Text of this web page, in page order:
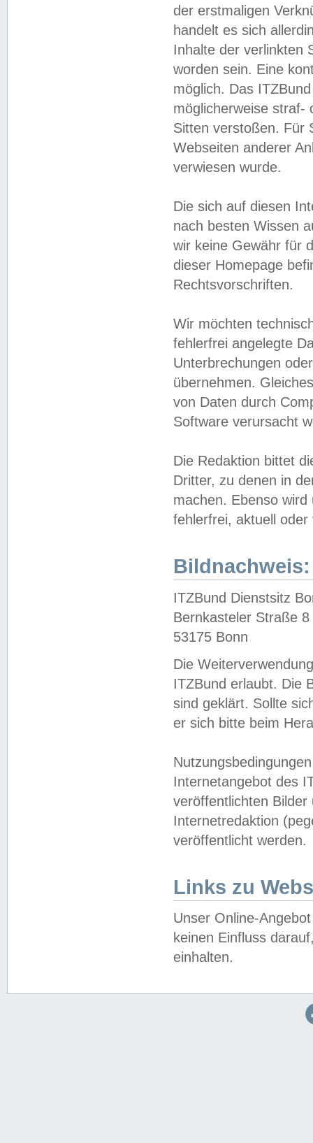
der erstmaligen
handelt es sich
Inhalte der verlinkten
worden sein. Eine
möglich. Das
möglicherweise straf-
Sitten verstoßen. Für
Webseiten anderer
verwiesen wurde.
Die sich auf diesen
nach besten Wissen
wir keine Gewähr für
dieser Homepage
Rechtsvorschriften.
Wir möchten
fehlerfrei angelegte
Unterbrechungen
übernehmen.
von Daten durch
Software verursacht
Die Redaktion bittet
Dritter, zu denen in
machen. Ebenso
fehlerfrei, aktuell oder
Bildnachweis:
ITZBund Dienstsitz
Bernkasteler Straße 8
53175 Bonn
Die
ITZBund erlaubt. Die
sind geklärt. Sollte
er sich bitte beim
Internetangebot des
veröffentlichten
Internetredaktion
veröffentlicht werden.
Links zu
Unser Online-
keinen Einfluss
einhalten.